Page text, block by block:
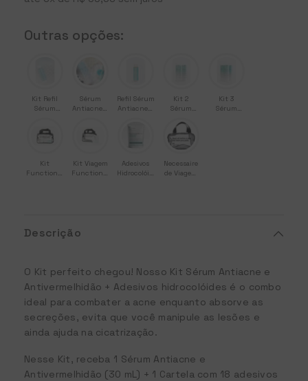
Outras opções:
Kit Refil
Sérum
Antivermelhidão
+ Adesivos
Hidrocolóides
Sérum
Antiacne e
Refil Sérum
Antiacne e
Kit 2
Sérum
Antivermelhidão
Kit 3
Sérum
Kit
Functional
Kit Viagem
Functional
Adesivos
Hidrocolóides
Necessaire
de Viagem
Descrição
O Kit perfeito chegou! Nosso Kit Sérum Antiacne e
Antivermelhidão + Adesivos hidrocolóides é o combo
ideal para combater a acne enquanto absorve as
secreções, evita que você manipule as lesões e
ainda ajuda na cicatrização.
Nesse Kit, receba 1 Sérum Antiacne e
Antivermelhidão (30 mL) + 1 Cartela com 18 adesivos